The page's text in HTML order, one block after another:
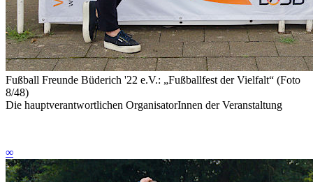
Fußball Freunde Büderich '22 e.V.: „Fußballfest der Vielfalt“ (Foto
8/48)
Die hauptverantwortlichen OrganisatorInnen der Veranstaltung
∞